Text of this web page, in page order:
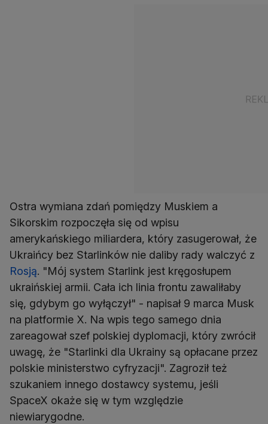
Ostra wymiana zdań pomiędzy Muskiem a
Sikorskim rozpoczęła się od wpisu
amerykańskiego miliardera, który zasugerował, że
Ukraińcy bez Starlinków nie daliby rady walczyć z
Rosją. "Mój system Starlink jest kręgosłupem
ukraińskiej armii. Cała ich linia frontu zawaliłaby
się, gdybym go wyłączył" - napisał 9 marca Musk
na platformie X. Na wpis tego samego dnia
zareagował szef polskiej dyplomacji, który zwrócił
uwagę, że "Starlinki dla Ukrainy są opłacane przez
polskie ministerstwo cyfryzacji". Zagroził też
szukaniem innego dostawcy systemu, jeśli
SpaceX okaże się w tym względzie
niewiarygodne.